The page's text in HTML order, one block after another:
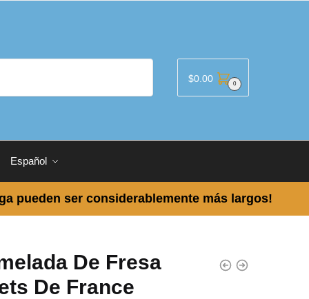
$0.00 0
Español
pueden ser considerablemente más largos!
De Fresa
De France